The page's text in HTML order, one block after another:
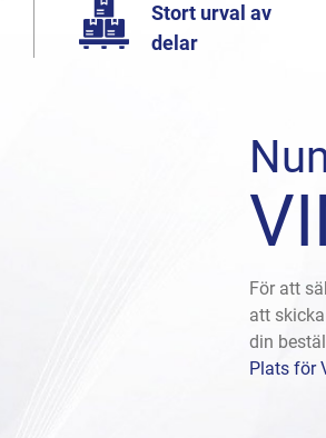
Stort urval av
delar
För att
att
din
Plats för